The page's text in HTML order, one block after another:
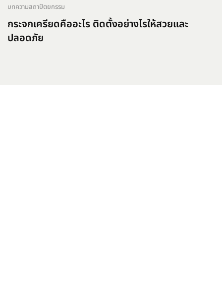
บทความสถาปัตยกรรม
กระจกเครียดคืออะไร ติดตั้งอย่างไรให้สวยและ
ปลอดภัย